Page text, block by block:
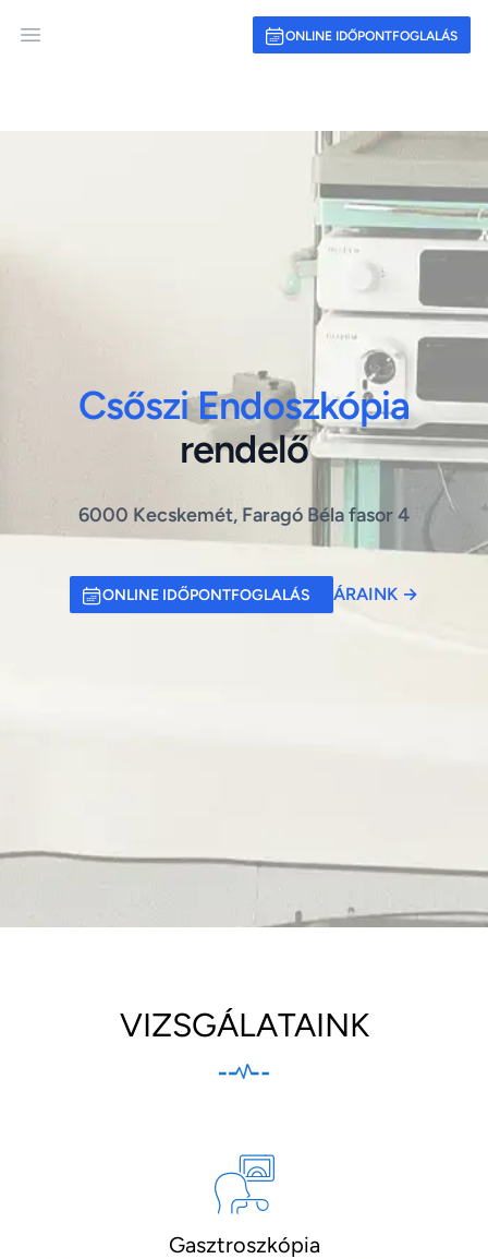
Open main menu ONLINE IDŐPONTFOGLALÁS
Csőszi Endoszkópia
rendelő
6000 Kecskemét, Faragó Béla fasor 4
ONLINE IDŐPONTFOGLALÁS ÁRAINK →
VIZSGÁLATAINK
Gasztroszkópia